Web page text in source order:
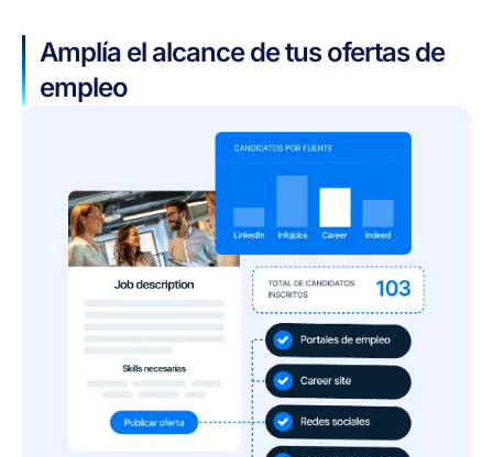
Amplía el alcance de tus ofertas de
empleo